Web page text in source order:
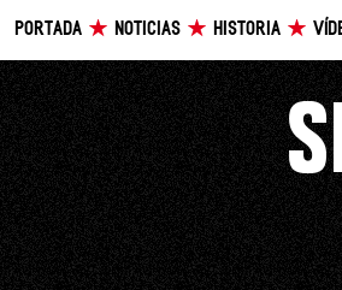
PORTADA NOTICIAS HISTORIA